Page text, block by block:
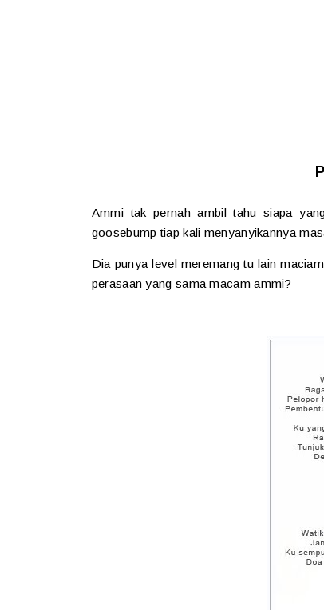
Ammi tak pernah ambil tahu siapa
goosebump tiap kali menyanyikannya
Dia punya level meremang tu lain
perasaan yang sama macam ammi?